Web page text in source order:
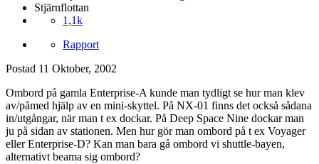
Stjärnflottan
1,1k
Rapport
Postad 11 Oktober, 2002
Ombord på gamla Enterprise-A kunde man tydligt se hur man klev
av/påmed hjälp av en mini-skyttel. På NX-01 finns det också sådana
in/utgångar, när man t ex dockar. På Deep Space Nine dockar man
ju på sidan av stationen. Men hur gör man ombord på t ex Voyager
eller Enterprise-D? Kan man bara gå ombord vi shuttle-bayen,
alternativt beama sig ombord?